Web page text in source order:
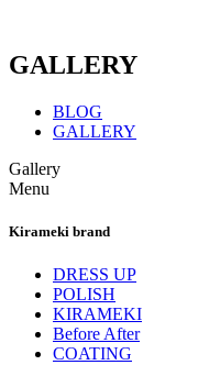
GALLERY
BLOG
GALLERY
Gallery
Menu
Kirameki brand
DRESS UP
POLISH
KIRAMEKI
Before After
COATING